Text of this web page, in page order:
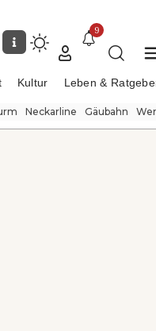
9
Kultur Leben &
Neckarline Gäubahn